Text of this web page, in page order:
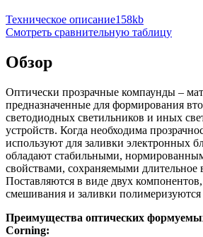
Техническое описание158kb
Смотреть сравнительную таблицу
Обзор
Оптически прозрачные компаунды –
предназначенные для формирования
светодиодных светильников и иных
устройств. Когда необходима
используют для заливки электронных
обладают стабильными,
свойствами, сохраняемыми длительное
Поставляются в виде двух
смешивания и заливки полимеризуются
Преимущества оптических
Corning: